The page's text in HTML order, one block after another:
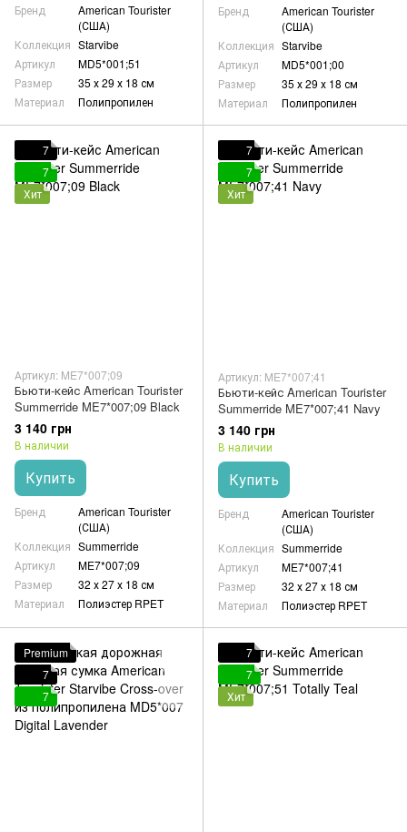
Бренд
American Tourister
(США)
Коллекция Starvibe
Артикул
MD5*001;51
Размер
35 х 29 х 18 см
Материал
Полипропилен
Бренд
American Tourister
(США)
Коллекция Starvibe
Артикул
MD5*001;00
Размер
35 х 29 х 18 см
Материал
Полипропилен
7
7
Хит
Артикул: ME7*007;09
Бьюти-кейс American Tourister
Summerride ME7*007;09 Black
3 140 грн
В наличии
Купить
Бренд
American Tourister
(США)
Коллекция Summerride
Артикул
ME7*007;09
Размер
32 х 27 х 18 см
Материал
Полиэстер RPET
7
7
Хит
Артикул: ME7*007;41
Бьюти-кейс American Tourister
Summerride ME7*007;41 Navy
3 140 грн
В наличии
Купить
Бренд
American Tourister
(США)
Коллекция Summerride
Артикул
ME7*007;41
Размер
32 х 27 х 18 см
Материал
Полиэстер RPET
Premium
7
7
7
7
Хит